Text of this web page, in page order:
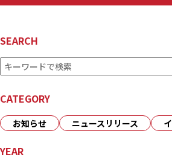
SEARCH
検
索
CATEGORY
お知らせ ニュースリリース
YEAR